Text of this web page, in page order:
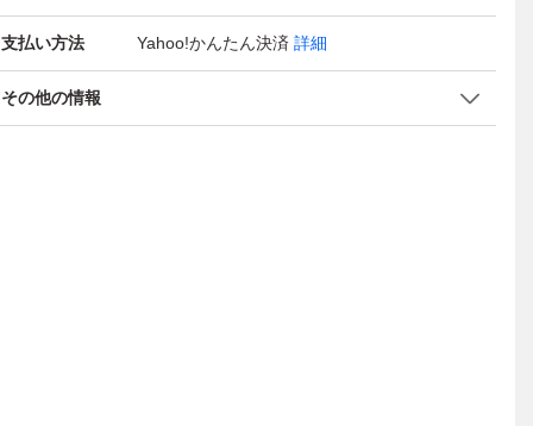
支払い方法 Yahoo!かんたん決済 詳細
その他の情報